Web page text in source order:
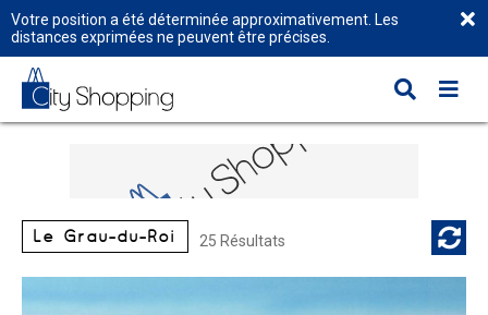
Votre position a été déterminée approximativement. Les
distances exprimées ne peuvent être précises.
Le Grau-du-Roi 25 Résultats